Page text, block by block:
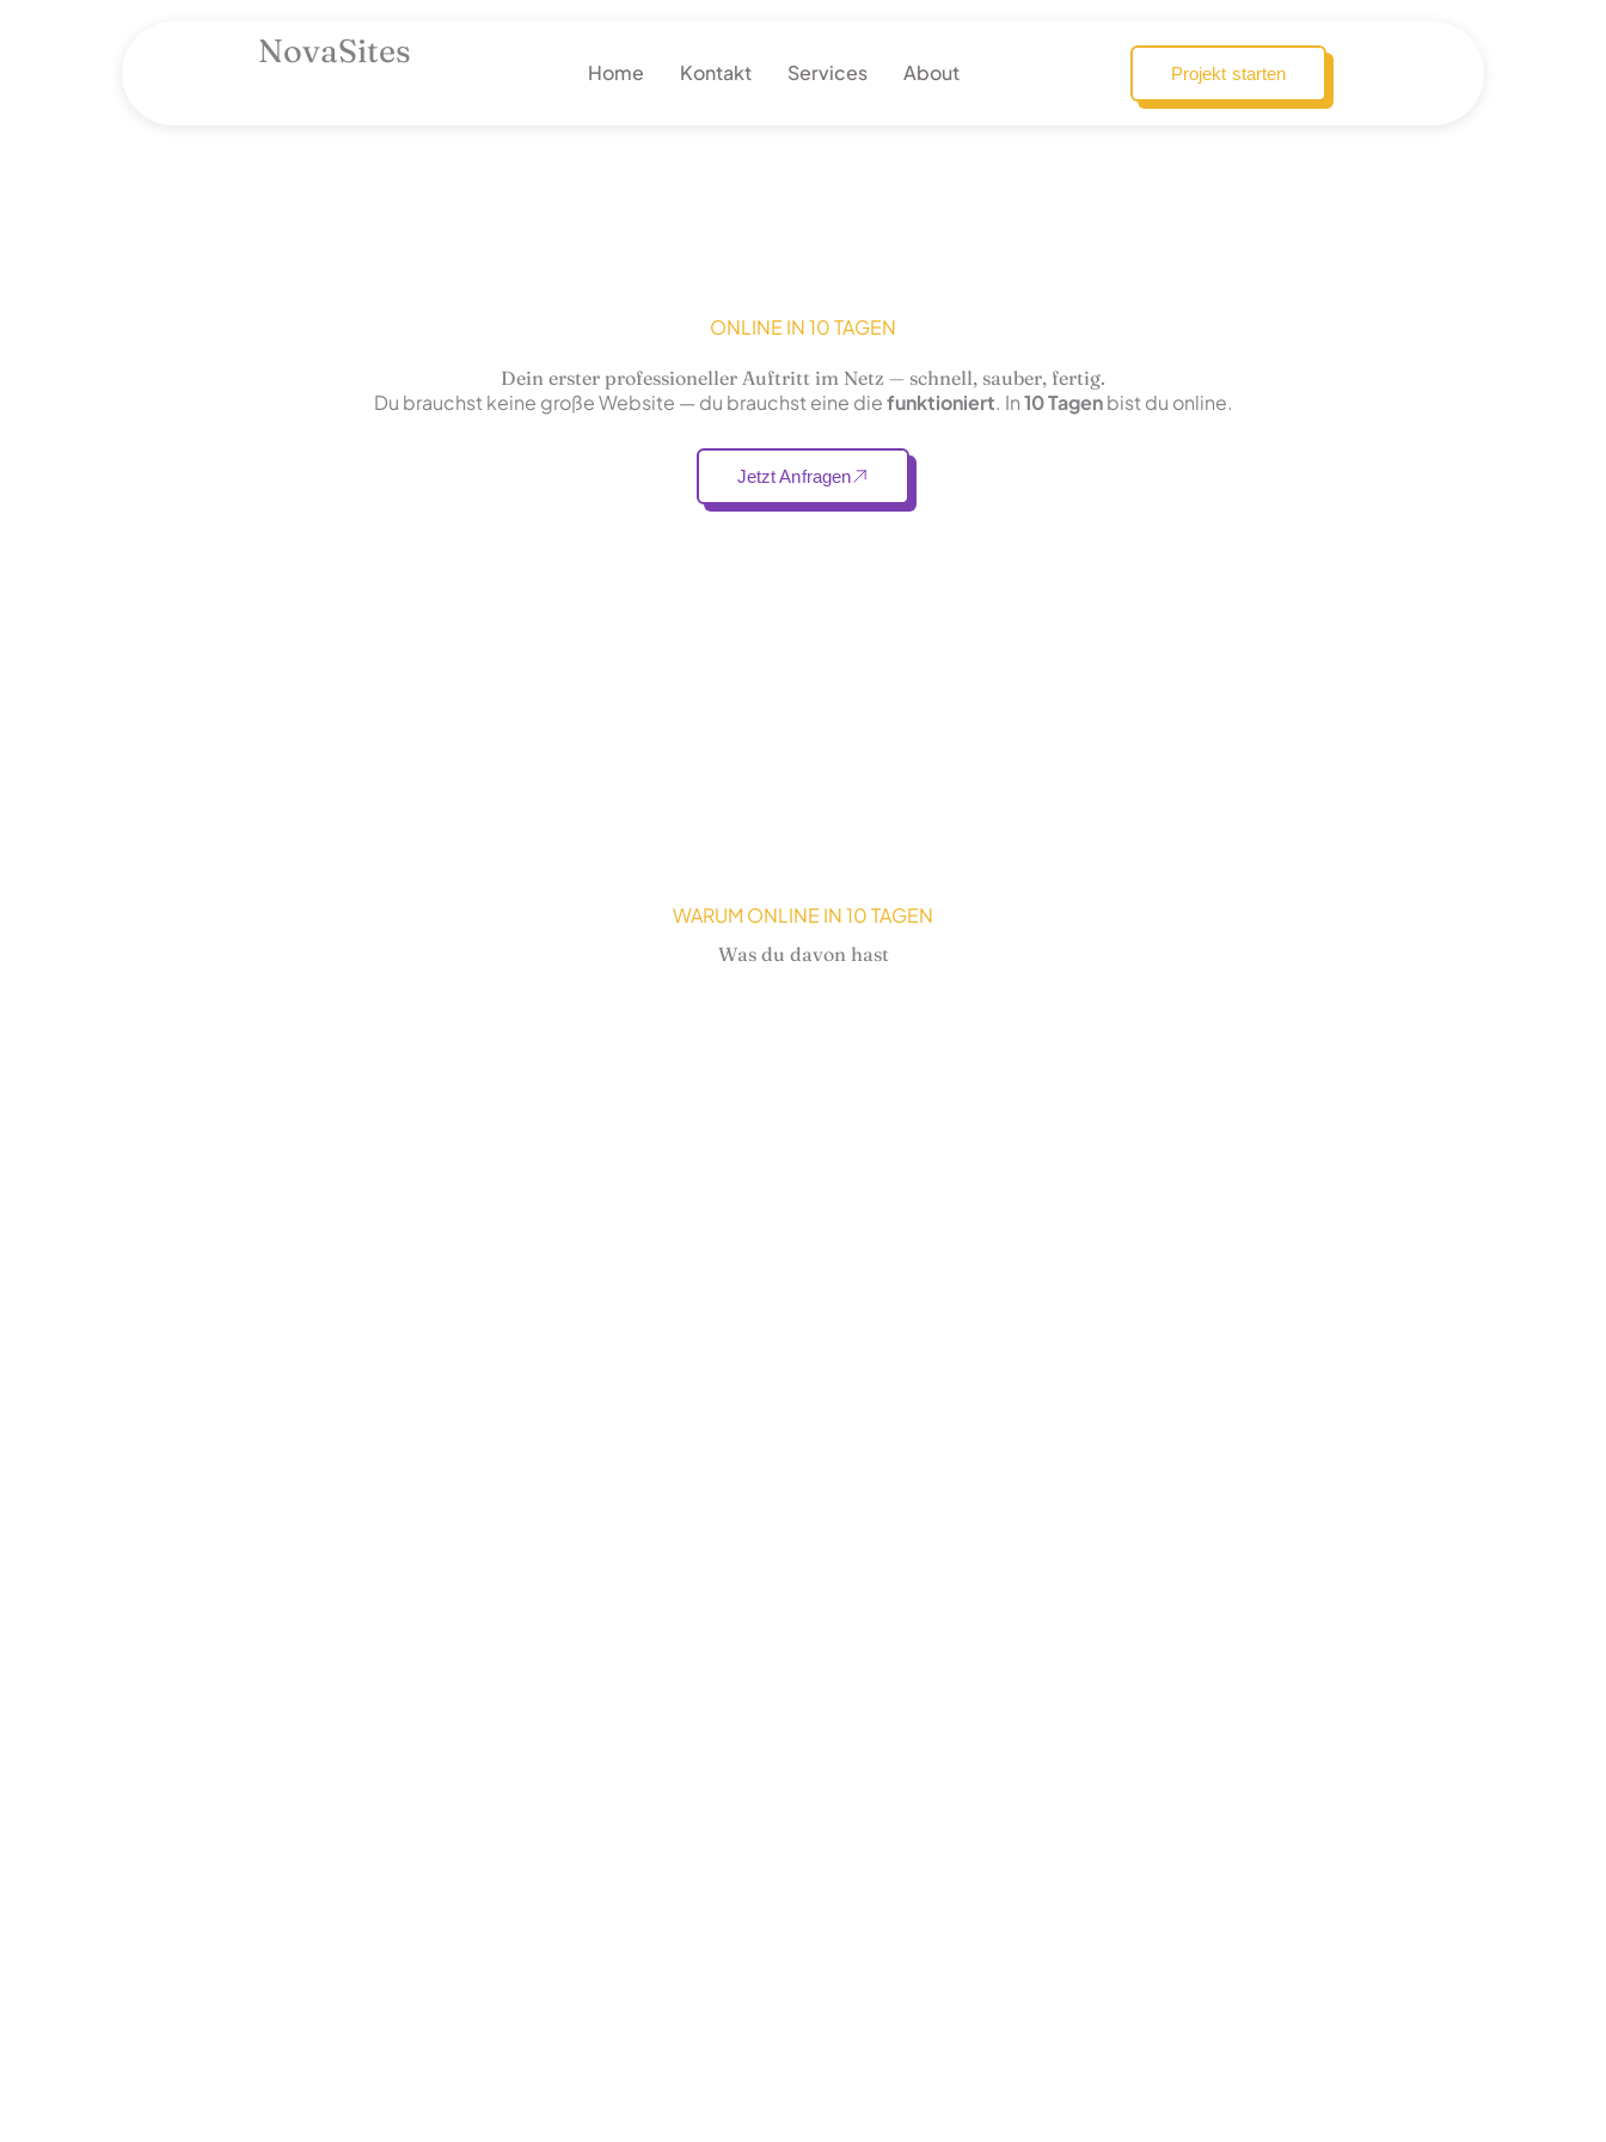
NovaSites
Home Kontakt Services About Projekt starten
ONLINE IN 10 TAGEN
Dein erster professioneller Auftritt im Netz — schnell, sauber, fertig.
Du brauchst keine große Website — du brauchst eine diefunktioniert. In10 Tagenbist du online.
Jetzt Anfragen
WARUM ONLINE IN 10 TAGEN
Was du davon hast